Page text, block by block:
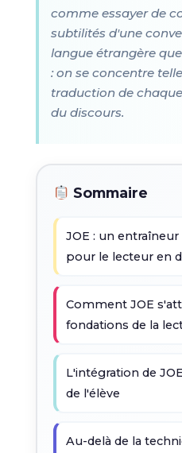
comme essayer de
subtilités d'une
langue étrangère
: on se concentre
traduction de
du discours.
Sommaire
JOE : un
pour le lecteur en
Comment JOE
fondations de la
L'intégration de
de l'élève
Au-delà de la